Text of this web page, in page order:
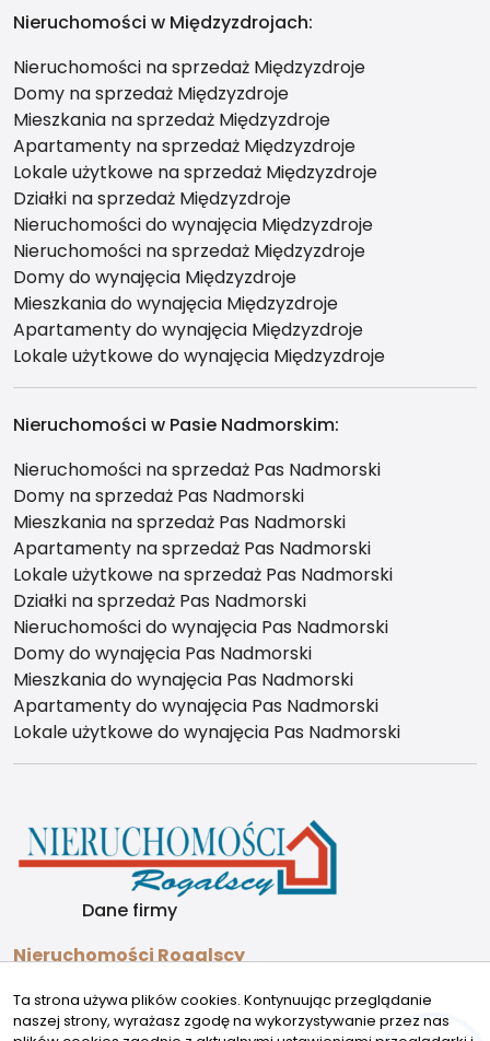
Nieruchomości w Międzyzdrojach:
Nieruchomości na sprzedaż Międzyzdroje
Domy na sprzedaż Międzyzdroje
Mieszkania na sprzedaż Międzyzdroje
Apartamenty na sprzedaż Międzyzdroje
Lokale użytkowe na sprzedaż Międzyzdroje
Działki na sprzedaż Międzyzdroje
Nieruchomości do wynajęcia Międzyzdroje
Nieruchomości na sprzedaż Międzyzdroje
Domy do wynajęcia Międzyzdroje
Mieszkania do wynajęcia Międzyzdroje
Apartamenty do wynajęcia Międzyzdroje
Lokale użytkowe do wynajęcia Międzyzdroje
Nieruchomości w Pasie Nadmorskim:
Nieruchomości na sprzedaż Pas Nadmorski
Domy na sprzedaż Pas Nadmorski
Mieszkania na sprzedaż Pas Nadmorski
Apartamenty na sprzedaż Pas Nadmorski
Lokale użytkowe na sprzedaż Pas Nadmorski
Działki na sprzedaż Pas Nadmorski
Nieruchomości do wynajęcia Pas Nadmorski
Domy do wynajęcia Pas Nadmorski
Mieszkania do wynajęcia Pas Nadmorski
Apartamenty do wynajęcia Pas Nadmorski
Lokale użytkowe do wynajęcia Pas Nadmorski
Dane firmy
Nieruchomości Rogalscy
72-600 Świnoujście
Kontakt
Znajdziesz nas tu
Ta strona używa plików cookies. Kontynuując przeglądanie
naszej strony, wyrażasz zgodę na wykorzystywanie przez nas